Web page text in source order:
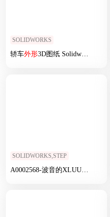
SOLIDWORKS
轿车外形3D图纸 Solidworks
SOLIDWORKS,STEP
A0002568-波音的XLUUV，无人